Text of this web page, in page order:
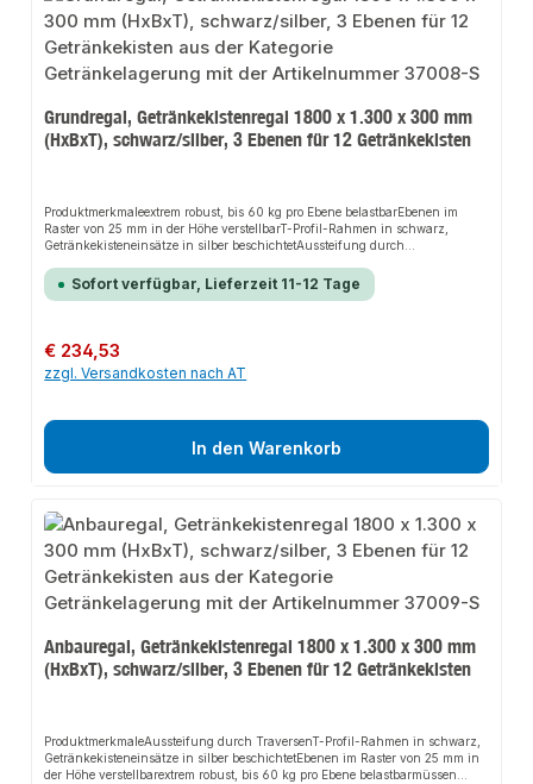
Grundregal, Getränkekistenregal 1800 x 1.300 x 300 mm
(HxBxT), schwarz/silber, 3 Ebenen für 12 Getränkekisten
Produktmerkmaleextrem robust, bis 60 kg pro Ebene belastbarEbenen im
Raster von 25 mm in der Höhe verstellbarT-Profil-Rahmen in schwarz,
Getränkekisteneinsätze in silber beschichtetAussteifung durch
Sofort verfügbar, Lieferzeit 11-12 Tage
Regulärer Preis:
€ 234,53
zzgl. Versandkosten nach AT
In den Warenkorb
Anbauregal, Getränkekistenregal 1800 x 1.300 x 300 mm
(HxBxT), schwarz/silber, 3 Ebenen für 12 Getränkekisten
ProduktmerkmaleAussteifung durch TraversenT-Profil-Rahmen in schwarz,
Getränkekisteneinsätze in silber beschichtetEbenen im Raster von 25 mm in
der Höhe verstellbarextrem robust, bis 60 kg pro Ebene belastbarmüssen